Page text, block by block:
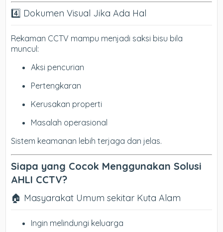
4️⃣ Dokumen Visual Jika Ada Hal
Rekaman CCTV mampu menjadi saksi bisu bila
muncul:
Aksi pencurian
Pertengkaran
Kerusakan properti
Masalah operasional
Sistem keamanan lebih terjaga dan jelas.
Siapa yang Cocok Menggunakan Solusi
AHLI CCTV?
🏠 Masyarakat Umum sekitar Kuta Alam
Ingin melindungi keluarga